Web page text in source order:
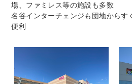
場、ファミレス等の施設も多数
名谷インターチェンジも団地からす
便利